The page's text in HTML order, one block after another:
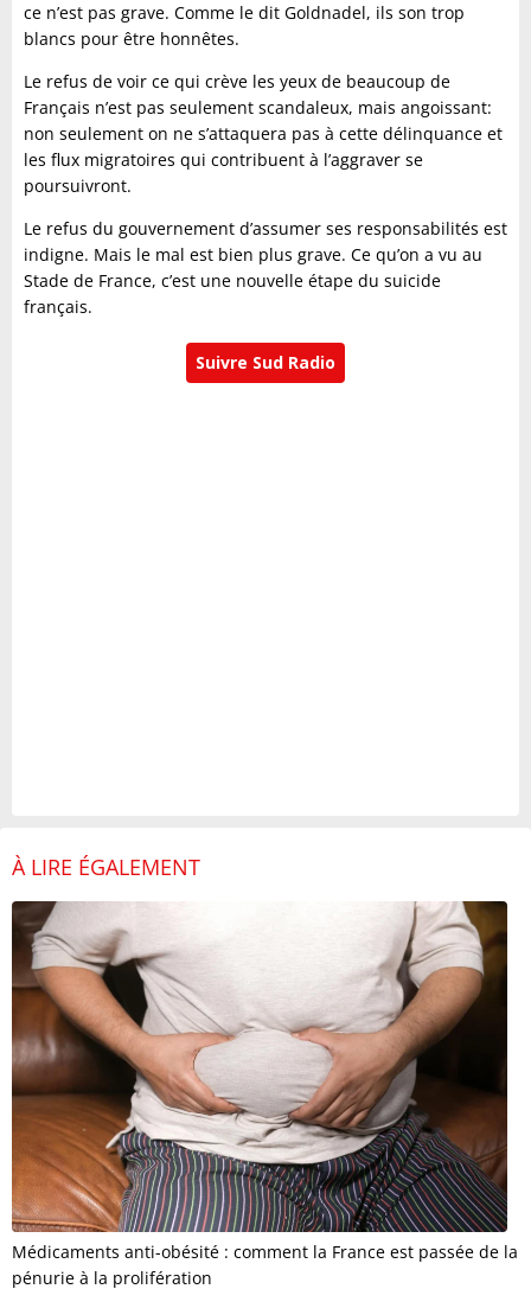
ce n’est pas grave. Comme le dit Goldnadel, ils son trop
blancs pour être honnêtes.
Le refus de voir ce qui crève les yeux de beaucoup de
Français n’est pas seulement scandaleux, mais angoissant:
non seulement on ne s’attaquera pas à cette délinquance et
les flux migratoires qui contribuent à l’aggraver se
poursuivront.
Le refus du gouvernement d’assumer ses responsabilités est
indigne. Mais le mal est bien plus grave. Ce qu’on a vu au
Stade de France, c’est une nouvelle étape du suicide
français.
Suivre Sud Radio
À LIRE ÉGALEMENT
Médicaments anti-obésité : comment la France est passée de la
pénurie à la prolifération